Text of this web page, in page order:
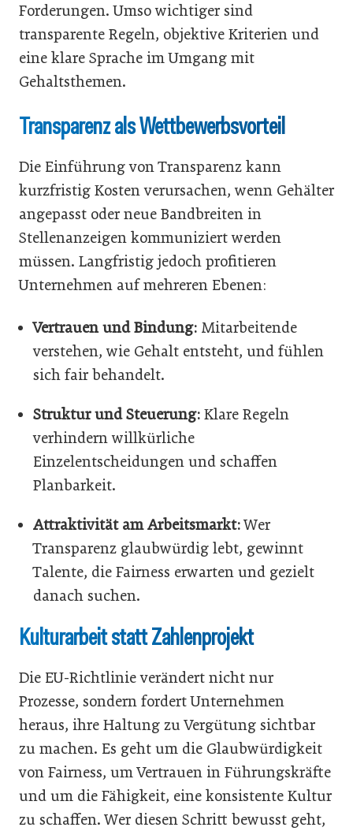
Forderungen. Umso wichtiger sind
transparente Regeln, objektive Kriterien und
eine klare Sprache im Umgang mit
Gehaltsthemen.
Transparenz als Wettbewerbsvorteil
Die Einführung von Transparenz kann
kurzfristig Kosten verursachen, wenn Gehälter
angepasst oder neue Bandbreiten in
Stellenanzeigen kommuniziert werden
müssen. Langfristig jedoch profitieren
Unternehmen auf mehreren Ebenen:
Vertrauen und Bindung: Mitarbeitende
verstehen, wie Gehalt entsteht, und fühlen
sich fair behandelt.
Struktur und Steuerung: Klare Regeln
verhindern willkürliche
Einzelentscheidungen und schaffen
Planbarkeit.
Attraktivität am Arbeitsmarkt:Wer
Transparenz glaubwürdig lebt, gewinnt
Talente, die Fairness erwarten und gezielt
danach suchen.
Kulturarbeit statt Zahlenprojekt
Die EU-Richtlinie verändert nicht nur
Prozesse, sondern fordert Unternehmen
heraus, ihre Haltung zu Vergütung sichtbar
zu machen. Es geht um die Glaubwürdigkeit
von Fairness, um Vertrauen in Führungskräfte
und um die Fähigkeit, eine konsistente Kultur
zu schaffen. Wer diesen Schritt bewusst geht,